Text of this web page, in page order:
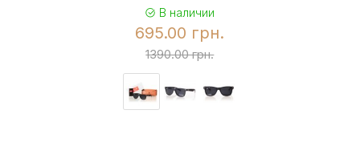
В наличии
695.00 грн.
1390.00 грн.